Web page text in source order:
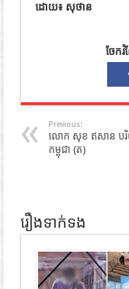
ដោយ៖ សុថាន
ចែក
Previous:
លោក សុខ ឥសាន បរិ
កម្ពុជា (ត)
រឿងទាក់ទង